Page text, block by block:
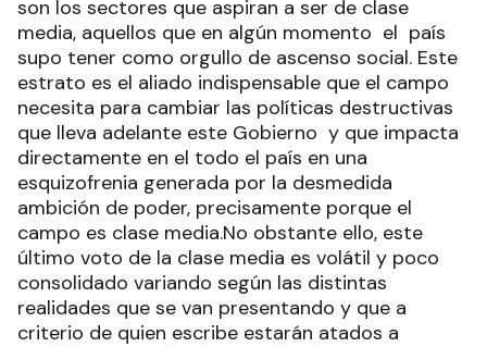
son los sectores que aspiran a ser de clase
media, aquellos que en algún momento el país
supo tener como orgullo de ascenso social. Este
estrato es el aliado indispensable que el campo
necesita para cambiar las políticas destructivas
que lleva adelante este Gobierno y que impacta
directamente en el todo el país en una
esquizofrenia generada por la desmedida
ambición de poder, precisamente porque el
campo es clase media.No obstante ello, este
último voto de la clase media es volátil y poco
consolidado variando según las distintas
realidades que se van presentando y que a
criterio de quien escribe estarán atados a